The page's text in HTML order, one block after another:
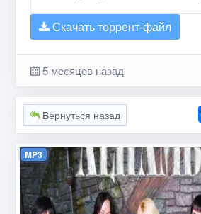
Скачать торрент-файл
5 месяцев назад
Вернуться назад
MP3